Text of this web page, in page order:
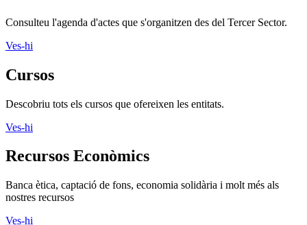
Actes
Consulteu l'agenda d'actes que s'organitzen des del Tercer Sector.
Ves-hi
Cursos
Descobriu tots els cursos que ofereixen les entitats.
Ves-hi
Recursos Econòmics
nostres recursos